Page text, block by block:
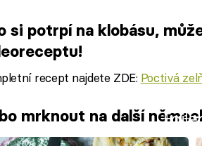
si potrpí na klobásu,
recept najdete ZDE: Poctivá
mrknout na další